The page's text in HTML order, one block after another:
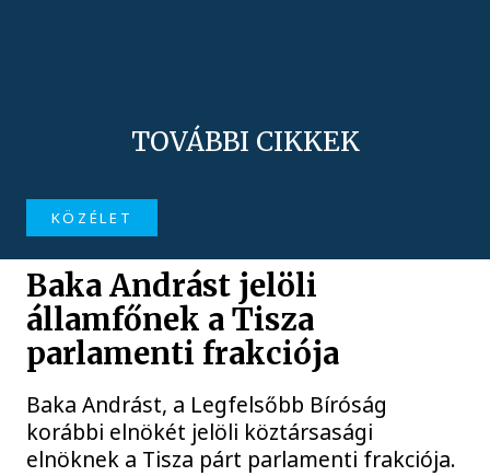
TOVÁBBI CIKKEK
KÖZÉLET
Baka Andrást jelöli
államfőnek a Tisza
parlamenti frakciója
Baka Andrást, a Legfelsőbb Bíróság
korábbi elnökét jelöli köztársasági
elnöknek a Tisza párt parlamenti frakciója.